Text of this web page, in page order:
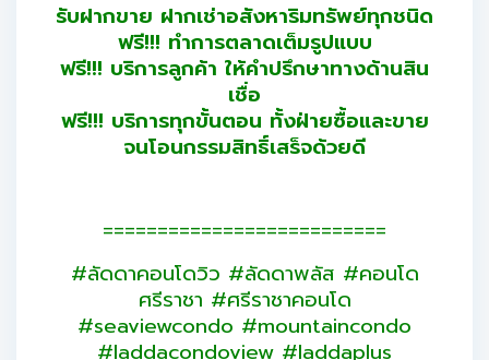
รับฝากขาย ฝากเช่าอสังหาริมทรัพย์ทุกชนิด
ฟรี!!! ทำการตลาดเต็มรูปแบบ
ฟรี!!! บริการลูกค้า ให้คำปรึกษาทางด้านสิน
เชื่อ
ฟรี!!! บริการทุกขั้นตอน ทั้งฝ่ายซื้อและขาย
จนโอนกรรมสิทธิ์เสร็จด้วยดี
==========================
#ลัดดาคอนโดวิว #ลัดดาพลัส #คอนโด
ศรีราชา #ศรีราชาคอนโด
#seaviewcondo #mountaincondo
#laddacondoview #laddaplus